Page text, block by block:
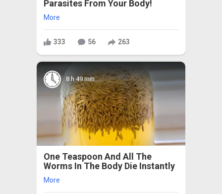
Parasites From Your Body!
More
333 56 263
8 h 49 min
One Teaspoon And All The
Worms In The Body Die Instantly
More